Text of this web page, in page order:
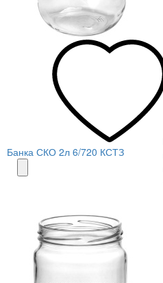
Банка СКО 2л 6/720 КСТЗ